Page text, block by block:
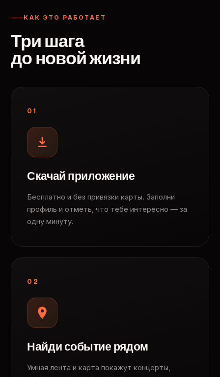
КАК ЭТО РАБОТАЕТ
Три шага
до новой жизни
01
Скачай приложение
Бесплатно и без привязки карты. Заполни
профиль и отметь, что тебе интересно — за
одну минуту.
02
Найди событие рядом
Умная лента и карта покажут концерты,